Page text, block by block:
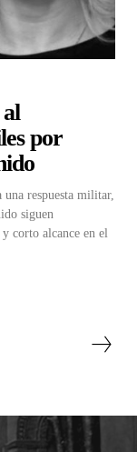
por
respuesta militar,
siguen
corto alcance en el